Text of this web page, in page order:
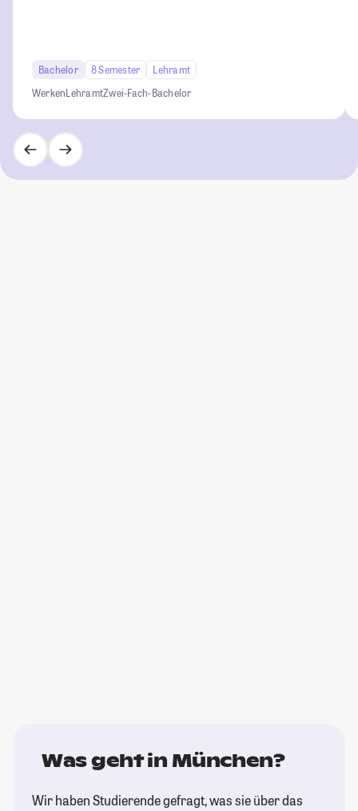
Bachelor 8 Semester
Lehramt
WerkenLehramtZwei-Fach-Bachelor
Was geht in München?
Wir haben Studierende gefragt, was sie über das